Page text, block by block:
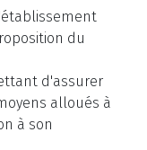
du
d'assurer
alloués à
à son